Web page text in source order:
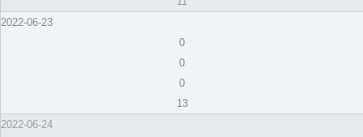
2022-06-23
0
0
0
13
2022-06-24